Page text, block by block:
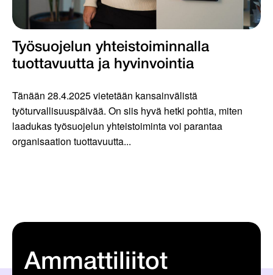
Työsuojelun yhteistoiminnalla
tuottavuutta ja hyvinvointia
Tänään 28.4.2025 vietetään kansainvälistä
työturvallisuuspäivää. On siis hyvä hetki pohtia, miten
laadukas työsuojelun yhteistoiminta voi parantaa
organisaation tuottavuutta...
Ammattiliitot